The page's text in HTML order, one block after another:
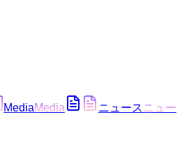
MediaMedia ニュース ニュー